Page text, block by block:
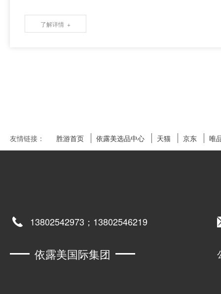
了解详情
友情链接： 胜游首页 依露美选品中心 天猫 京东 唯
13802542973；13802546219
依露美国际集团